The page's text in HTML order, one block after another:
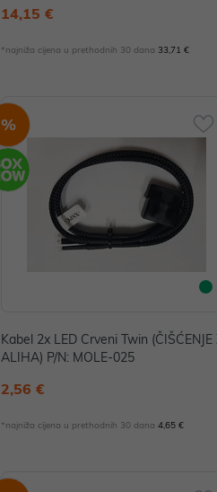
14,15 €
*najniža cijena u prethodnih 30 dana 33,71 €
%
Kabel 2x LED Crveni Twin (ČIŠĆENJE
ALIHA) P/N: MOLE-025
2,56 €
*najniža cijena u prethodnih 30 dana 4,65 €